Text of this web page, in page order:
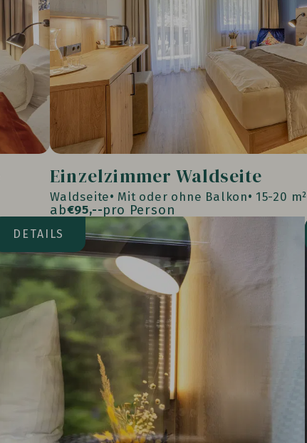
Einzelzimmer Waldseite
Waldseite Mit oder ohne Balkon 15-20 m²
ab€95,--pro Person
DETAILS